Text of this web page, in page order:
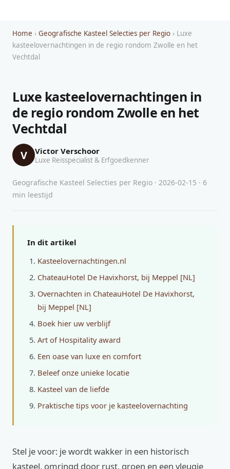
Home › Geografische Kasteel Selecties per Regio › Luxe
kasteelovernachtingen in de regio rondom Zwolle en het
Vechtdal
Luxe kasteelovernachtingen in
de regio rondom Zwolle en het
Vechtdal
V Victor Verschoor
Luxe Reisspecialist & Erfgoedkenner
Geografische Kasteel Selecties per Regio · 2026-02-15 · 6
min leestijd
In dit artikel
Kasteelovernachtingen.nl
ChateauHotel De Havixhorst, bij Meppel [NL]
Overnachten in ChateauHotel De Havixhorst,
bij Meppel [NL]
Boek hier uw verblijf
Art of Hospitality award
Een oase van luxe en comfort
Beleef onze unieke locatie
Kasteel van de liefde
Praktische tips voor je kasteelovernachting
Stel je voor: je wordt wakker in een historisch
kasteel, omringd door rust, groen en een vleugje